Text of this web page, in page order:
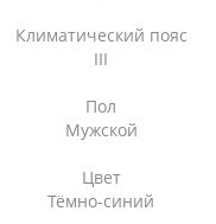
Климатический пояс
III
Пол
Мужской
Цвет
Тёмно-синий